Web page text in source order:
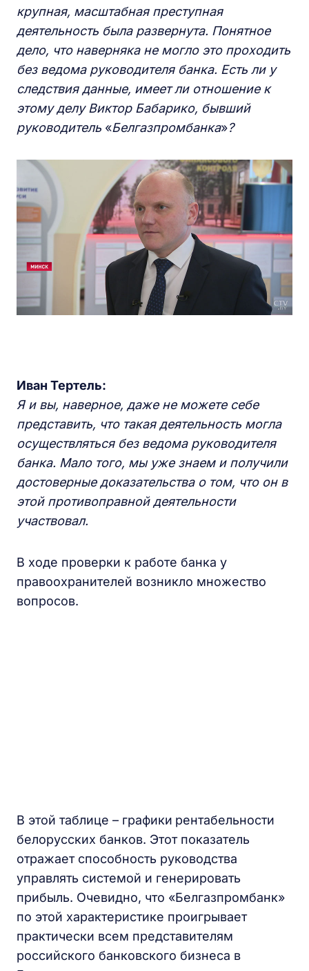
крупная, масштабная преступная
деятельность была развернута. Понятное
дело, что наверняка не могло это проходить
без ведома руководителя банка. Есть ли у
следствия данные, имеет ли отношение к
этому делу Виктор Бабарико, бывший
руководитель «Белгазпромбанка»?
Иван Тертель:
Я и вы, наверное, даже не можете себе
представить, что такая деятельность могла
осуществляться без ведома руководителя
банка. Мало того, мы уже знаем и получили
достоверные доказательства о том, что он в
этой противоправной деятельности
участвовал.
В ходе проверки к работе банка у
правоохранителей возникло множество
вопросов.
В этой таблице – графики рентабельности
белорусских банков. Этот показатель
отражает способность руководства
управлять системой и генерировать
прибыль. Очевидно, что «Белгазпромбанк»
по этой характеристике проигрывает
практически всем представителям
российского банковского бизнеса в